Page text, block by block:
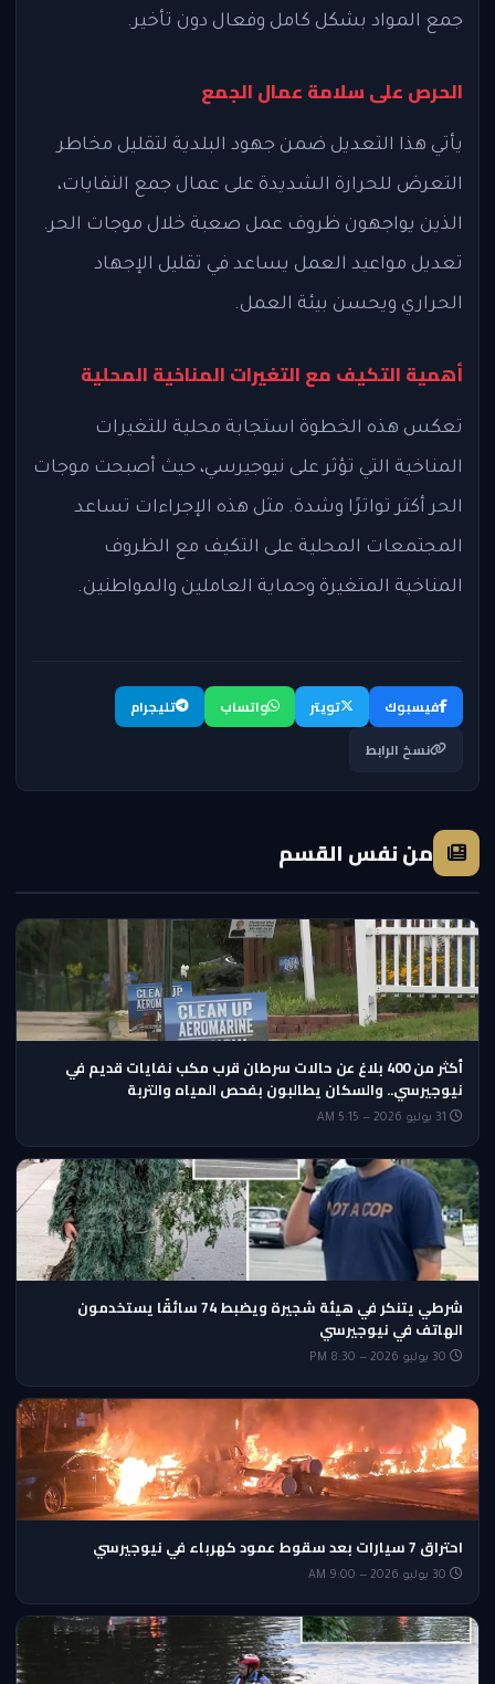
جمع المواد بشكل كامل وفعال دون تأخير.
الحرص على سلامة عمال الجمع
يأتي هذا التعديل ضمن جهود البلدية لتقليل مخاطر
التعرض للحرارة الشديدة على عمال جمع النفايات،
الذين يواجهون ظروف عمل صعبة خلال موجات الحر.
تعديل مواعيد العمل يساعد في تقليل الإجهاد
الحراري ويحسن بيئة العمل.
أهمية التكيف مع التغيرات المناخية المحلية
تعكس هذه الخطوة استجابة محلية للتغيرات
المناخية التي تؤثر على نيوجيرسي، حيث أصبحت موجات
الحر أكثر تواترًا وشدة. مثل هذه الإجراءات تساعد
المجتمعات المحلية على التكيف مع الظروف
المناخية المتغيرة وحماية العاملين والمواطنين.
فيسبوك تويتر واتساب
تليجرام
نسخ الرابط
من نفس القسم
أكثر من 400 بلاغ عن حالات سرطان قرب مكب نفايات قديم في
نيوجيرسي.. والسكان يطالبون بفحص المياه والتربة
شرطي يتنكر في هيئة شجيرة ويضبط 74 سائقًا يستخدمون
الهاتف في نيوجيرسي
احتراق 7 سيارات بعد سقوط عمود كهرباء في نيوجيرسي